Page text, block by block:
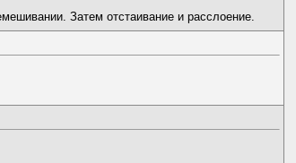
Затем отстаивание и расслоение.